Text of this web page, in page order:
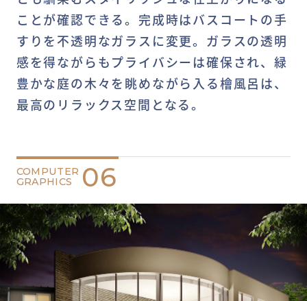
ことが確認できる。完成時はバスコートの手
すりを不透明なガラスに変更。ガラスの透明
感を得ながらもプライバシーは確保され、緑
豊かな庭の木々を眺めながら入る檜風呂は、
最高のリラックス空間となる。
COMPUTER
GRAPHICS
06